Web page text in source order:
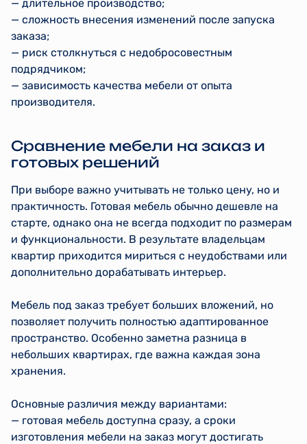
— длительное производство;
— сложность внесения изменений после запуска
заказа;
— риск столкнуться с недобросовестным
подрядчиком;
— зависимость качества мебели от опыта
производителя.
Сравнение мебели на заказ и
готовых решений
При выборе важно учитывать не только цену, но и
практичность. Готовая мебель обычно дешевле на
старте, однако она не всегда подходит по размерам
и функциональности. В результате владельцам
квартир приходится мириться с неудобствами или
дополнительно дорабатывать интерьер.
Мебель под заказ требует больших вложений, но
позволяет получить полностью адаптированное
пространство. Особенно заметна разница в
небольших квартирах, где важна каждая зона
хранения.
Основные различия между вариантами:
— готовая мебель доступна сразу, а сроки
изготовления мебели на заказ могут достигать